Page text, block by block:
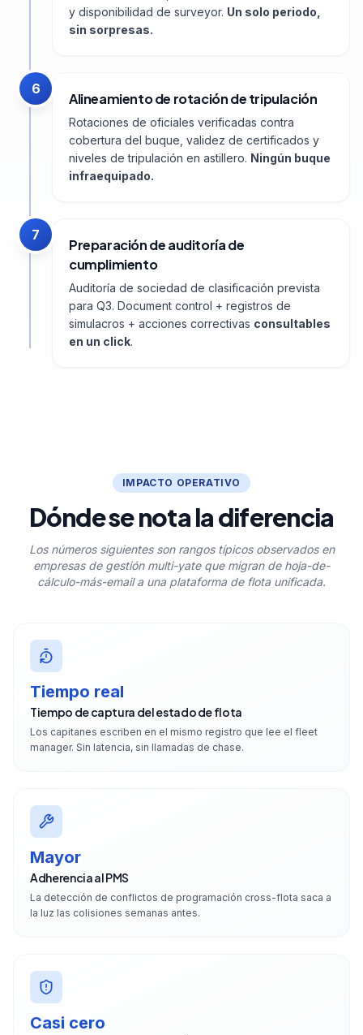
y disponibilidad de surveyor. Un solo periodo,
sin sorpresas.
6
Alineamiento de rotación de tripulación
Rotaciones de oficiales verificadas contra
cobertura del buque, validez de certificados y
niveles de tripulación en astillero. Ningún buque
infraequipado.
7
Preparación de auditoría de
cumplimiento
Auditoría de sociedad de clasificación prevista
para Q3. Document control + registros de
simulacros + acciones correctivas consultables
en un click.
IMPACTO OPERATIVO
Dónde se nota la diferencia
Los números siguientes son rangos típicos observados en
empresas de gestión multi-yate que migran de hoja-de-
cálculo-más-email a una plataforma de flota unificada.
Tiempo real
Tiempo de captura del estado de flota
Los capitanes escriben en el mismo registro que lee el fleet
manager. Sin latencia, sin llamadas de chase.
Mayor
Adherencia al PMS
La detección de conflictos de programación cross-flota saca a
la luz las colisiones semanas antes.
Casi cero